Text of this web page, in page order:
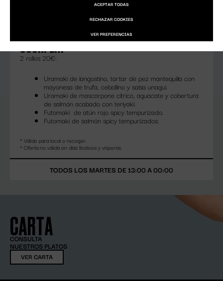
ACEPTAR TODAS
RECHAZAR COOKIES
VER PREFERENCIAS
SUSHI DAY
2 rollos 20€:
Uramaki de langostino, tartar de pez mantequilla con
mayonesa de trufa, cebollino y salsa unagui.
Uramaki de mascarpone cítrico, aguacate y cobertura
de salmón acabado con teriyaki.
Futomaki de atún rojo spicy tempurizado.
Futomaki de salmón spicy tempurizados.
* Válido para local o recoger.
* Oferta no válida en días festivos y vísperas.
TODOS LOS MARTES DE 13:00 A 00:00
CARTA
CONSULTA
NUESTROS PLATOS
VER CARTA